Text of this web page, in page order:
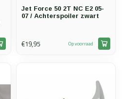
Jet Force 50 2T NC E2 05-
07 / Achterspoiler zwart
€19,95 Op voorraad